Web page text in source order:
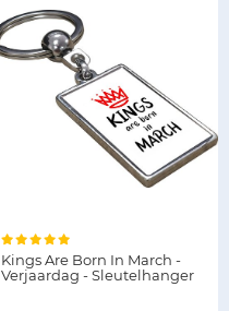
Kings Are Born In March -
Verjaardag - Sleutelhanger